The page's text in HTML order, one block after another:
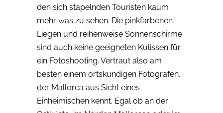
den sich stapelnden Touristen kaum
mehr was zu sehen. Die pinkfarbenen
Liegen und reihenweise Sonnenschirme
sind auch keine geeigneten Kulissen für
ein Fotoshooting. Vertraut also am
besten einem ortskundigen Fotografen,
der Mallorca aus Sicht eines
Einheimischen kennt. Egal ob an der